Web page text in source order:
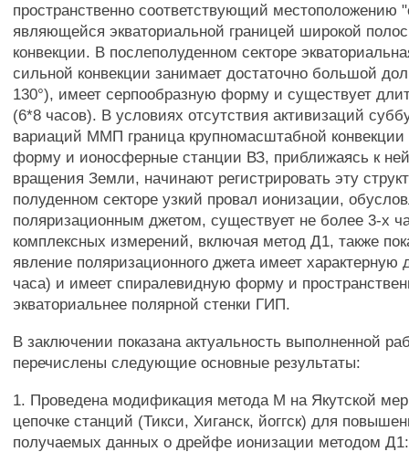
пространственно соответствующий местоположению
являющейся экваториальной границей широкой
конвекции. В послеполуденном секторе
сильной конвекции занимает достаточно большой
130°), имеет серпообразную форму и существует
(6*8 часов). В условиях отсутствия активизаций
вариаций ММП граница крупномасштабной конвекции
форму и ионосферные станции ВЗ, приближаясь к
вращения Земли, начинают регистрировать эту
полуденном секторе узкий провал ионизации,
поляризационным джетом, существует не более 3-х
комплексных измерений, включая метод Д1, также
явление поляризационного джета имеет характерную
часа) и имеет спиралевидную форму и
экваториальнее полярной стенки ГИП.
В заключении показана актуальность выполненной
перечислены следующие основные результаты:
1. Проведена модификация метода М на Якутской
цепочке станций (Тикси, Хиганск, йоггск) для
получаемых данных о дрейфе ионизации методом